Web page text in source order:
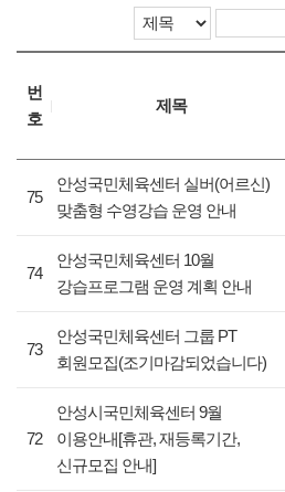
번
호
제목
75
안성국민체육센터 실버(어르신)
맞춤형 수영강습 운영 안내
74
안성국민체육센터 10월
강습프로그램 운영 계획 안내
73
안성국민체육센터 그룹 PT
회원모집(조기마감되었습니다)
72
안성시국민체육센터 9월
이용안내[휴관, 재등록기간,
신규모집 안내]